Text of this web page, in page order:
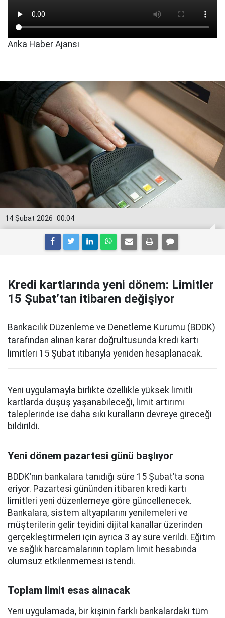
Anka Haber Ajansı
00:04
14 Şubat 2026
Kredi kartlarında yeni dönem: Limitler
15 Şubat’tan itibaren değişiyor
Bankacılık Düzenleme ve Denetleme Kurumu (BDDK)
tarafından alınan karar doğrultusunda kredi kartı
limitleri 15 Şubat itibarıyla yeniden hesaplanacak.
Yeni uygulamayla birlikte özellikle yüksek limitli
kartlarda düşüş yaşanabileceği, limit artırımı
taleplerinde ise daha sıkı kuralların devreye gireceği
bildirildi.
Yeni dönem pazartesi günü başlıyor
BDDK’nın bankalara tanıdığı süre 15 Şubat’ta sona
eriyor. Pazartesi gününden itibaren kredi kartı
limitleri yeni düzenlemeye göre güncellenecek.
Bankalara, sistem altyapılarını yenilemeleri ve
müşterilerin gelir teyidini dijital kanallar üzerinden
gerçekleştirmeleri için ayrıca 3 ay süre verildi. Eğitim
ve sağlık harcamalarının toplam limit hesabında
olumsuz etkilenmemesi istendi.
Toplam limit esas alınacak
Yeni uygulamada, bir kişinin farklı bankalardaki tüm